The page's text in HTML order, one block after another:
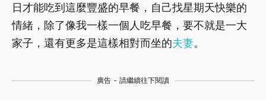
日才能吃到這麼豐盛的早餐，自己找星期天快樂的
情緒，除了像我一樣一個人吃早餐，要不就是一大
家子，還有更多是這樣相對而坐的夫妻。
廣告 - 請繼續往下閱讀